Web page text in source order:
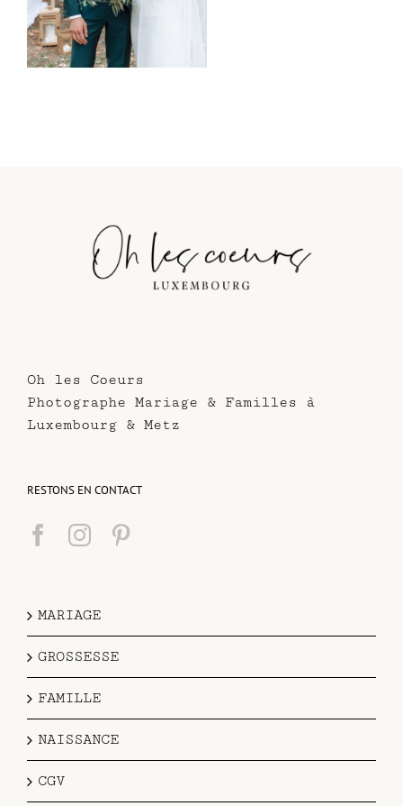
Oh les Coeurs
Photographe Mariage & Familles à
Luxembourg & Metz
RESTONS EN CONTACT
MARIAGE
GROSSESSE
FAMILLE
NAISSANCE
CGV